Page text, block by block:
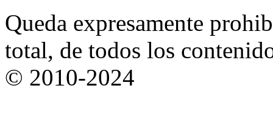
Queda expresamente
total, de todos los
© 2010-2024